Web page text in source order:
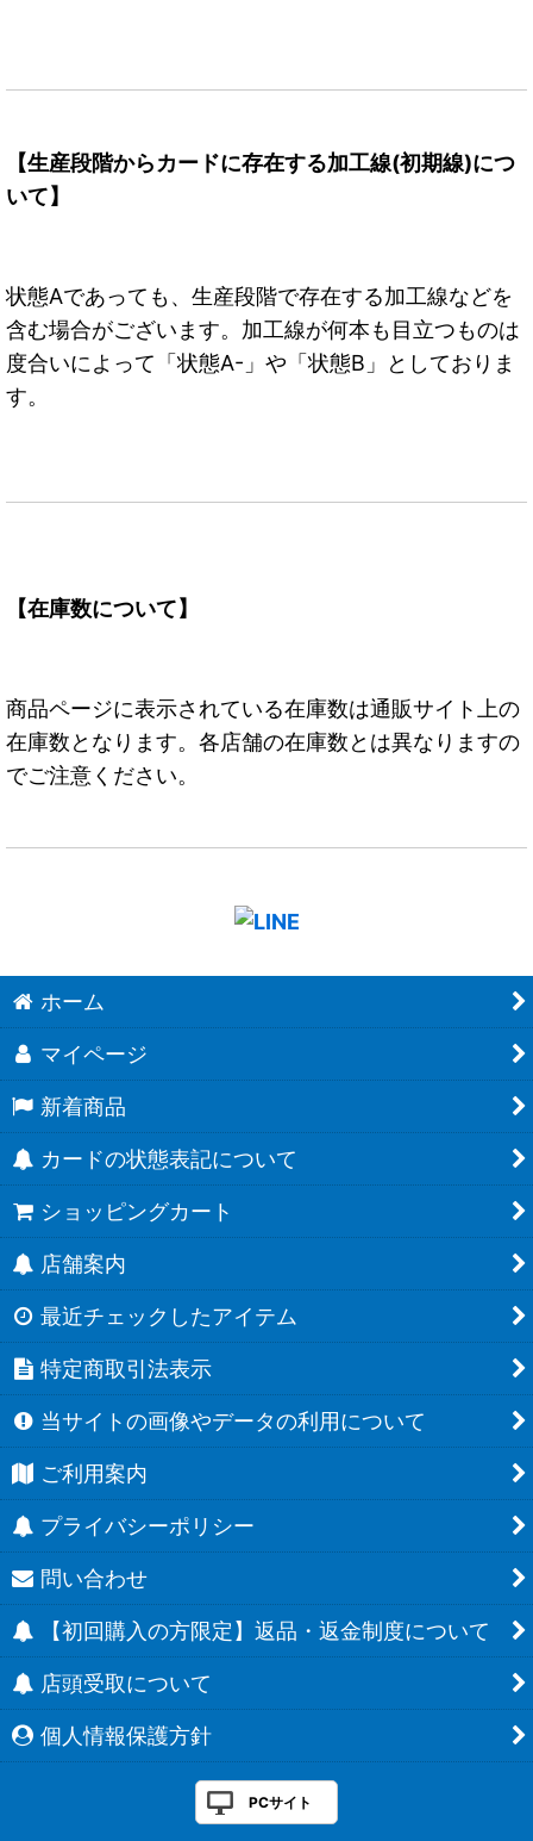
【生産段階からカードに存在する加工線(初期線)につ
いて】
状態Aであっても、生産段階で存在する加工線などを
含む場合がございます。加工線が何本も目立つものは
度合いによって「状態A-」や「状態B」としておりま
す。
【在庫数について】
商品ページに表示されている在庫数は通販サイト上の
在庫数となります。各店舗の在庫数とは異なりますの
でご注意ください。
ホーム
マイページ
新着商品
カードの状態表記について
ショッピングカート
店舗案内
最近チェックしたアイテム
特定商取引法表示
当サイトの画像やデータの利用について
ご利用案内
プライバシーポリシー
問い合わせ
【初回購入の方限定】返品・返金制度について
店頭受取について
個人情報保護方針
PCサイト